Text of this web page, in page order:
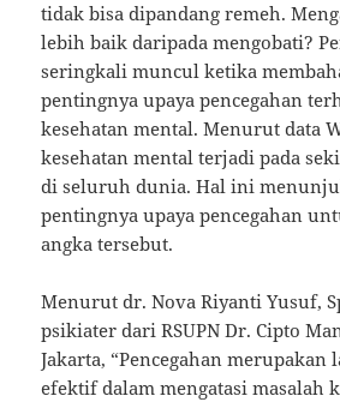
tidak bisa dipandang remeh.
lebih baik daripada mengobati?
seringkali muncul ketika
pentingnya upaya pencegahan
kesehatan mental. Menurut data
kesehatan mental terjadi pada
di seluruh dunia. Hal ini
pentingnya upaya pencegahan
angka tersebut.
Menurut dr. Nova Riyanti Yusuf,
psikiater dari RSUPN Dr. Cipto
Jakarta, “Pencegahan merupakan
efektif dalam mengatasi masalah